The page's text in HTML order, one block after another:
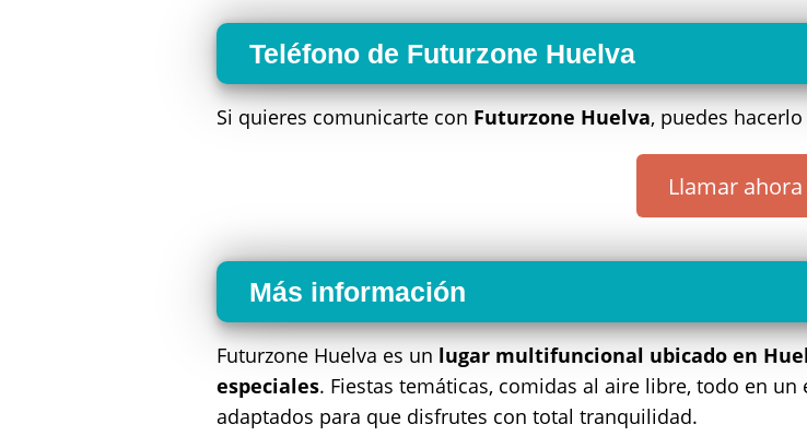
Teléfono de Futurzone Huelva
Si quieres comunicarte con Futurzone Huelva, puedes
Llamar ahora
Más información
Futurzone Huelva es un lugar multifuncional ubicado en
especiales. Fiestas temáticas, comidas al aire libre, todo en
adaptados para que disfrutes con total tranquilidad.